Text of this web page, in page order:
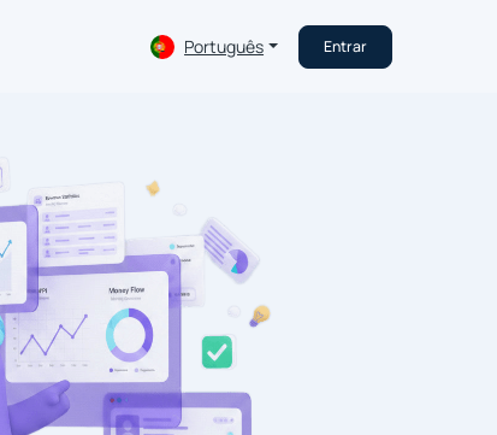
Português Entrar